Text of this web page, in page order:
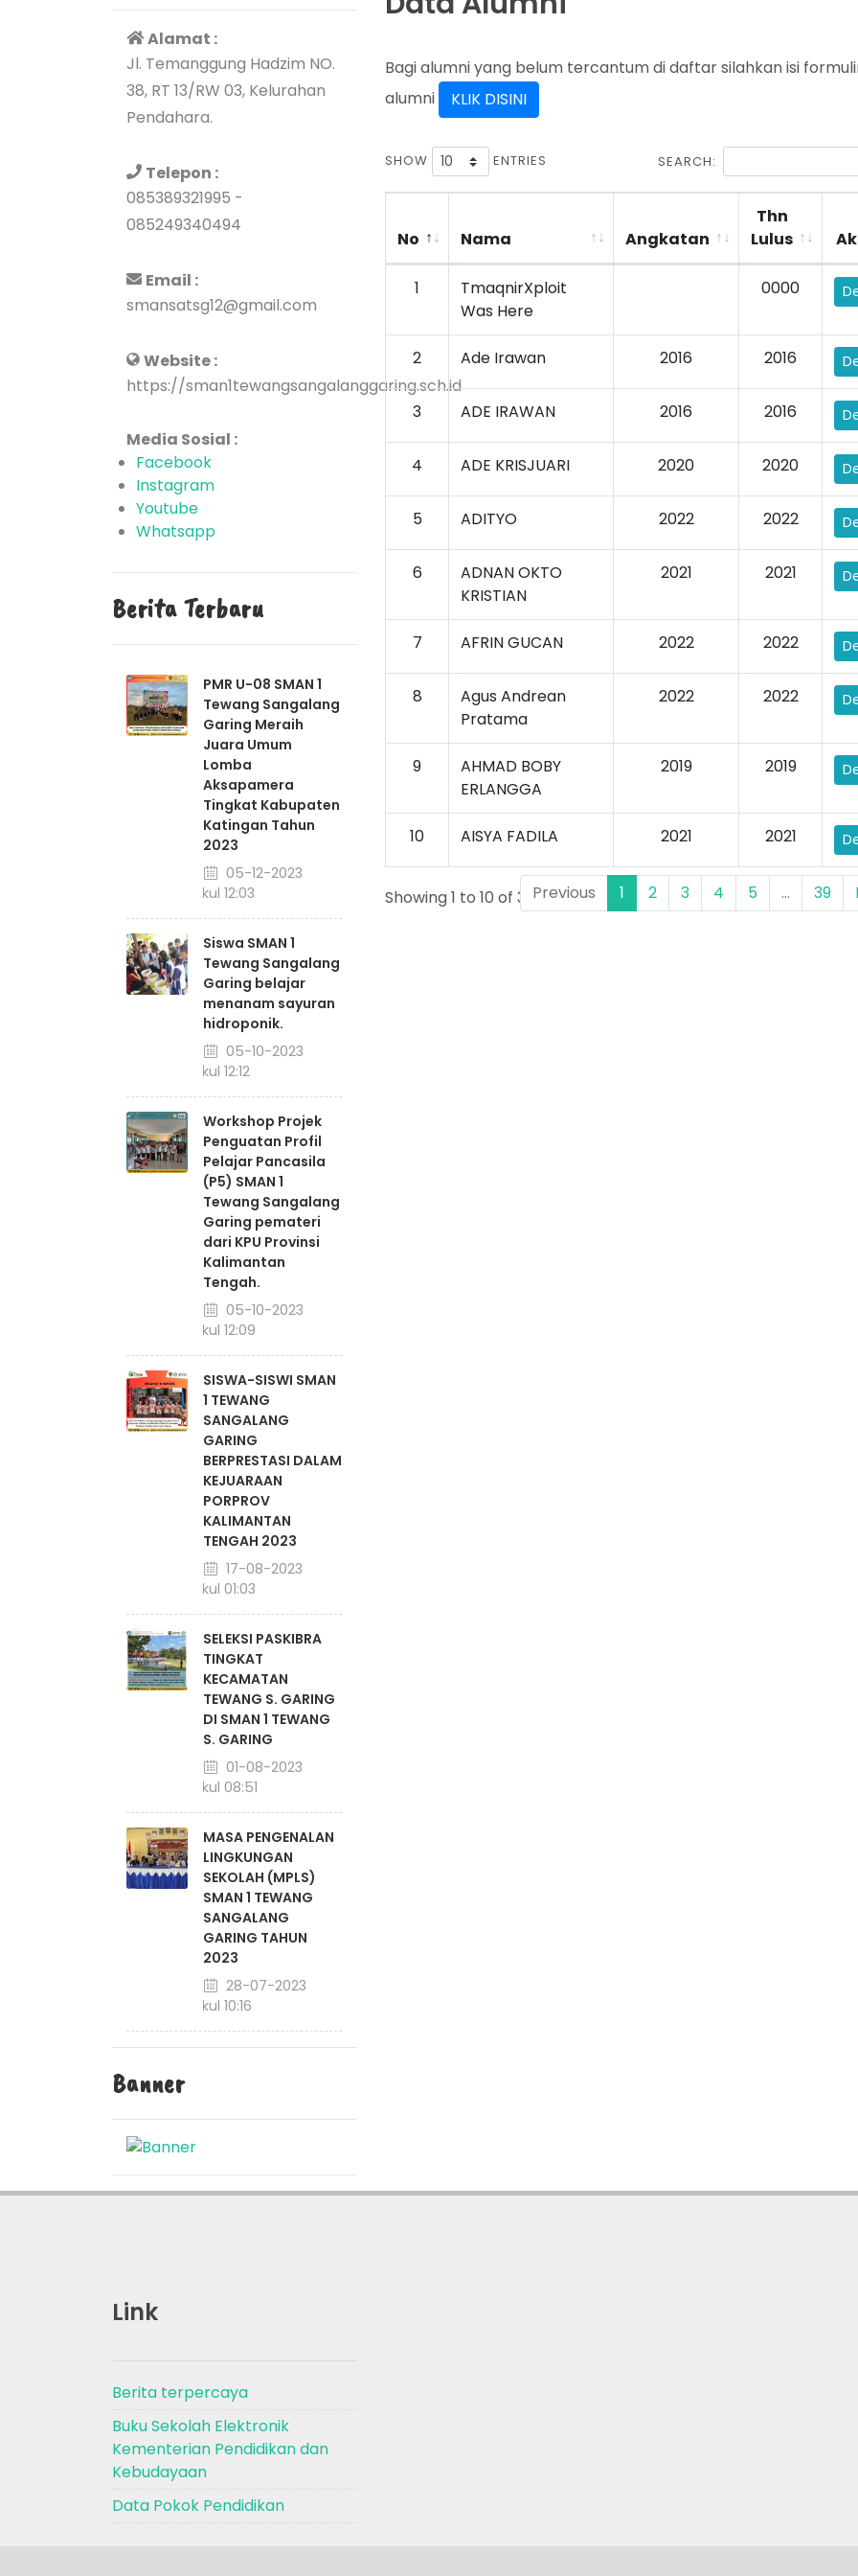
Alamat :
Jl. Temanggung Hadzim NO.
38, RT 13/RW 03, Kelurahan
Pendahara.
Telepon :
085389321995 -
085249340494
Email :
smansatsg12@gmail.com
Website :
https://sman1tewangsangalanggaring.sch.id
Media Sosial :
Facebook
Instagram
Youtube
Whatsapp
Berita Terbaru
PMR U-08 SMAN 1
Tewang Sangalang
Garing Meraih
Juara Umum
Lomba
Aksapamera
Tingkat Kabupaten
Katingan Tahun
2023
05-12-2023
pukul 12:03
Siswa SMAN 1
Tewang Sangalang
Garing belajar
menanam sayuran
hidroponik.
05-10-2023
pukul 12:12
Workshop Projek
Penguatan Profil
Pelajar Pancasila
(P5) SMAN 1
Tewang Sangalang
Garing pemateri
dari KPU Provinsi
Kalimantan
Tengah.
05-10-2023
pukul 12:09
SISWA-SISWI SMAN
1 TEWANG
SANGALANG
GARING
BERPRESTASI DALAM
KEJUARAAN
PORPROV
KALIMANTAN
TENGAH 2023
17-08-2023
pukul 01:03
SELEKSI PASKIBRA
TINGKAT
KECAMATAN
TEWANG S. GARING
DI SMAN 1 TEWANG
S. GARING
01-08-2023
pukul 08:51
MASA PENGENALAN
LINGKUNGAN
SEKOLAH (MPLS)
SMAN 1 TEWANG
SANGALANG
GARING TAHUN
2023
28-07-2023
pukul 10:16
Banner
Bagi alumni yang belum tercantum di daftar silahkan isi
alumni
KLIK DISINI
SHOW ENTRIES SEARCH:
No Nama Angkatan
Thn
Lulus
1
TmaqnirXploit
Was Here
0000
2 Ade Irawan 2016 2016
3 ADE IRAWAN 2016 2016
4 ADE KRISJUARI 2020 2020
5 ADITYO 2022 2022
6
ADNAN OKTO
KRISTIAN
2021 2021
7 AFRIN GUCAN 2022 2022
8
Agus Andrean
Pratama
2022 2022
9
AHMAD BOBY
ERLANGGA
2019 2019
10 AISYA FADILA 2021 2021
Showing 1 to 10 of 388 entries
Previous 1 2 3 4 5 … 39
Link
Berita terpercaya
Buku Sekolah Elektronik
Kementerian Pendidikan dan
Kebudayaan
Data Pokok Pendidikan